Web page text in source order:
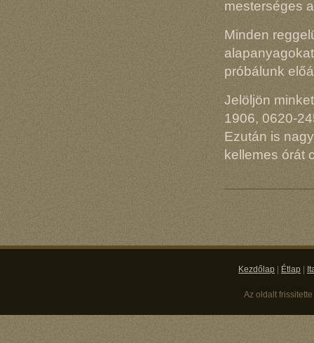
mesterséges
Minden
próbálunk
Jelöljön
1906, 0620-
Ezután is
kellemes órát
Kezdőlap Étlap
Az oldalt frissitette